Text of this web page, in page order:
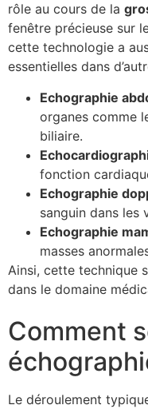
rôle au cours de la
fenêtre précieuse sur
cette technologie a
essentielles dans
Echographie
organes comme
biliaire.
fonction
Echographie
sanguin dans les
Echographie
masses
Ainsi, cette technique
dans le domaine
Comment
Le déroulement